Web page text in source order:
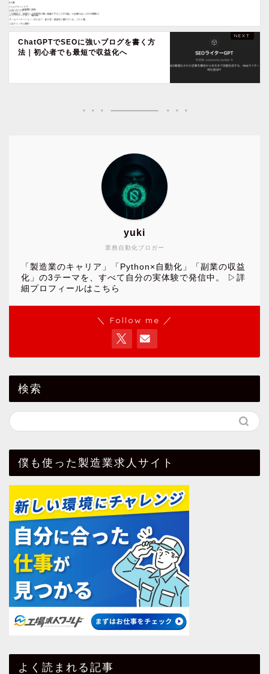
ChatGPTでSEOに強いブログを書く方
法｜初心者でも最短で収益化へ
業務自動化ブロガー
yuki
「製造業のキャリア」「Python×自動化」「副業の収益
化」の3テーマを、すべて自分の実体験で発信中。
▷詳
細プロフィールはこちら
＼ Follow me ／
検索
僕も使った製造業求人サイト
よく読まれる記事